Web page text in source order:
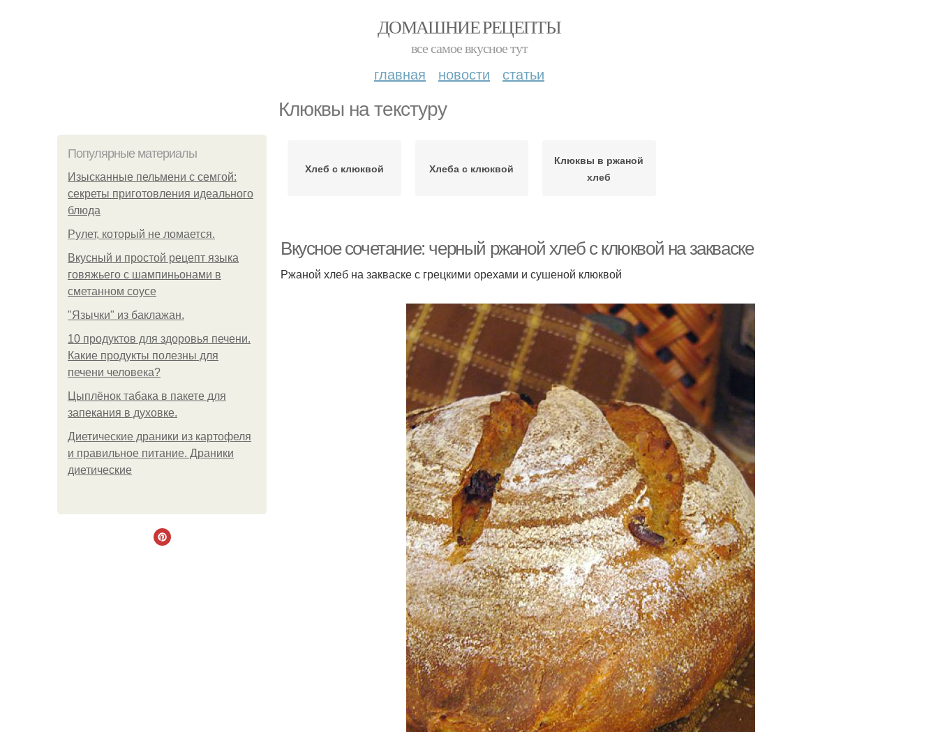
ДОМАШНИЕ РЕЦЕПТЫ
все самое вкусное тут
главная новости статьи
Клюквы на текстуру
Популярные материалы
Изысканные пельмени с семгой:
секреты приготовления идеального
блюда
Рулет, который не ломается.
Вкусный и простой рецепт языка
говяжьего с шампиньонами в
сметанном соусе
"Язычки" из баклажан.
10 продуктов для здоровья печени.
Какие продукты полезны для
печени человека?
Цыплёнок табака в пакете для
запекания в духовке.
Диетические драники из картофеля
и правильное питание. Драники
диетические
Хлеб с клюквой Хлеба с клюквой
Клюквы в ржаной
хлеб
Вкусное сочетание: черный ржаной хлеб с клюквой на закваске
Ржаной хлеб на закваске с грецкими орехами и сушеной клюквой